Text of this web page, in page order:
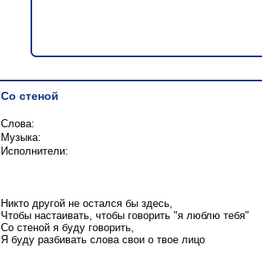
Со стеной
Слова:
Музыка:
Исполнители:
Никто другой не остался бы здесь,
Чтобы настаивать, чтобы говорить "я люблю тебя"
Со стеной я буду говорить,
Я буду разбивать слова свои о твое лицо